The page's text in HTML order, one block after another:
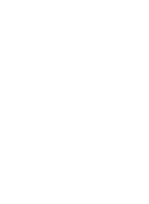
・サイト
・検索エン
・検索
・検索結
・サイト
・モバイ
・Google